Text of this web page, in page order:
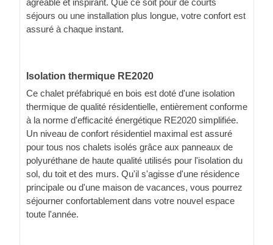
séjours ou une installation plus longue, votre confort est
assuré à chaque instant.
Isolation thermique RE2020
Ce chalet préfabriqué en bois est doté d'une isolation
thermique de qualité résidentielle, entièrement conforme
à la norme d'efficacité énergétique RE2020 simplifiée.
Un niveau de confort résidentiel maximal est assuré
pour tous nos chalets isolés grâce aux panneaux de
polyuréthane de haute qualité utilisés pour l'isolation du
sol, du toit et des murs. Qu'il s'agisse d'une résidence
principale ou d'une maison de vacances, vous pourrez
séjourner confortablement dans votre nouvel espace
toute l'année.